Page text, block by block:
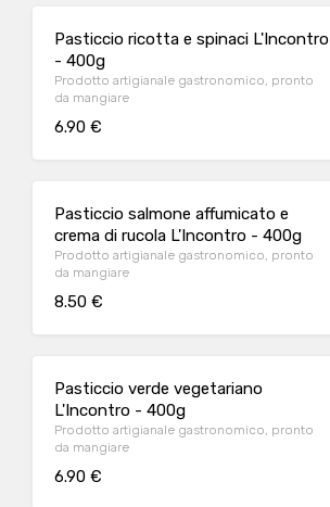
Pasticcio ricotta e spinaci L'Incontro
- 400g
Prodotto artigianale gastronomico, pronto
da mangiare
6.90 €
Pasticcio salmone affumicato e
crema di rucola L'Incontro - 400g
Prodotto artigianale gastronomico, pronto
da mangiare
8.50 €
Pasticcio verde vegetariano
L'Incontro - 400g
Prodotto artigianale gastronomico, pronto
da mangiare
6.90 €